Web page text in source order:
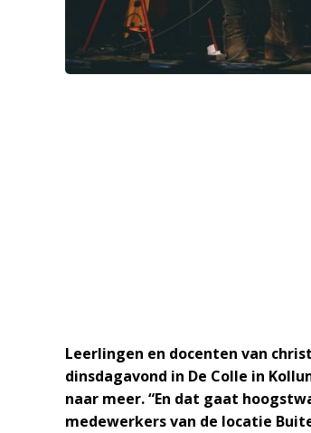
Leerlingen en docenten van
dinsdagavond in De Colle in
naar meer. “En dat gaat
medewerkers van de locatie